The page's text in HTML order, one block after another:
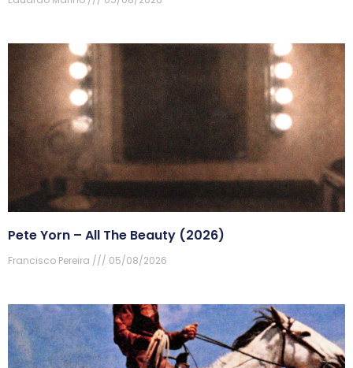
Pete Yorn – All The Beauty (2026)
Francisco Pereira 05/08/2026